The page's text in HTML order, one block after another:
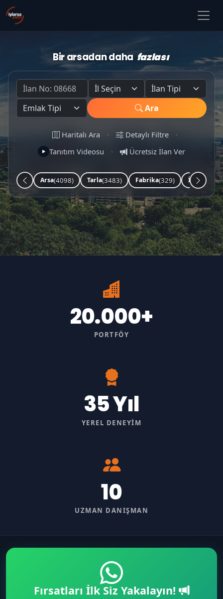
Bir arsadan daha fazlası
Ara
Haritalı Ara · Detaylı Filtre
·
Tanıtım Videosu
· Ücretsiz İlan Ver
Arsa(4098) Tarla(3483) Fabrika(329) İşyeri(252)
20.000+
PORTFÖY
35 Yıl
YEREL DENEYIM
10
UZMAN DANIŞMAN
Fırsatları İlk Siz Yakalayın!